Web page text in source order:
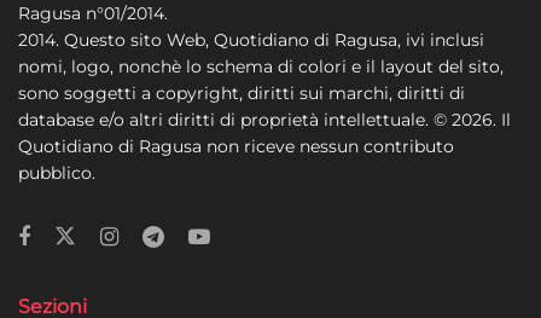
Ragusa n°01/2014.
2014. Questo sito Web, Quotidiano di Ragusa, ivi inclusi
nomi, logo, nonchè lo schema di colori e il layout del sito,
sono soggetti a copyright, diritti sui marchi, diritti di
database e/o altri diritti di proprietà intellettuale. © 2026. Il
Quotidiano di Ragusa non riceve nessun contributo
pubblico.
Sezioni